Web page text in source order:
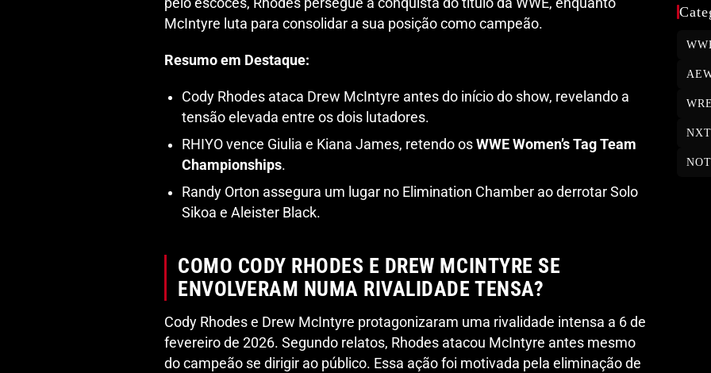
McIntyre luta para consolidar a sua posição como campeão.
Resumo em Destaque:
Cody Rhodes ataca Drew McIntyre antes do início do show, revelando a
tensão elevada entre os dois lutadores.
RHIYO vence Giulia e Kiana James, retendo os WWE Women’s Tag Team
Championships.
Randy Orton assegura um lugar no Elimination Chamber ao derrotar Solo
Sikoa e Aleister Black.
COMO CODY RHODES E DREW MCINTYRE SE
ENVOLVERAM NUMA RIVALIDADE TENSA?
Cody Rhodes e Drew McIntyre protagonizaram uma rivalidade intensa a 6 de
fevereiro de 2026. Segundo relatos, Rhodes atacou McIntyre antes mesmo
do campeão se dirigir ao público. Essa ação foi motivada pela eliminação de
NXT